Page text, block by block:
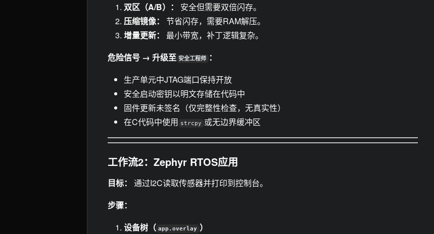
双区（A/B）：
安全但需要双倍闪存。
压缩镜像：
节省闪存，需要RAM解压。
增量更新：
最小带宽，补丁逻辑复杂。
危险信号 → 升级至 安全工程师
：
生产单元中JTAG端口保持开放
安全启动密钥以明文存储在代码中
固件更新未签名（仅完整性检查，无真实性）
在C代码中使用 strcpy 或无边界缓冲区
工作流2：Zephyr RTOS应用
目标：
通过I2C读取传感器并打印到控制台。
步骤：
设备树（ app.overlay ）